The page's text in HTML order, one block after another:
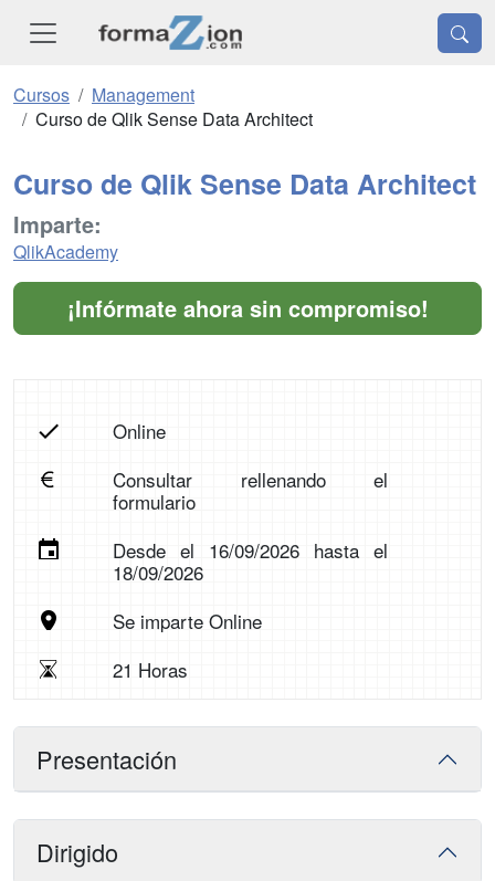
Cursos
Management
Curso de Qlik Sense Data Architect
Curso de Qlik Sense Data Architect
Imparte:
QlikAcademy
¡Infórmate ahora sin compromiso!
Online
Consultar rellenando el
formulario
Desde el 16/09/2026 hasta el
18/09/2026
Se imparte Online
21 Horas
Presentación
Dirigido